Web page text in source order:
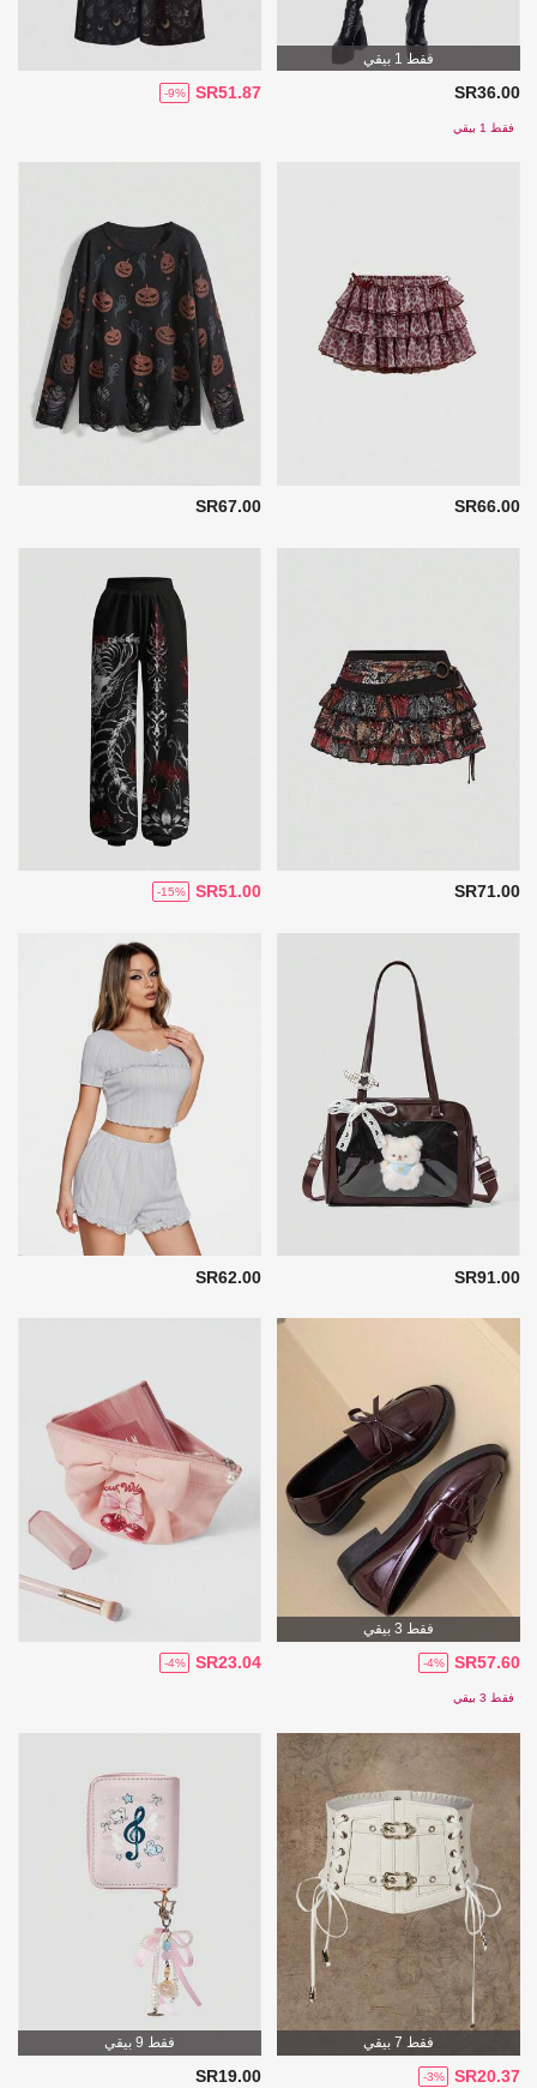
فقط 1 بيقي
SR36.00
فقط 1 بيقي
SR51.87
-9%
SR66.00
SR67.00
SR71.00
SR51.00
-15%
SR91.00
SR62.00
فقط 3 بيقي
SR57.60
-4%
فقط 3 بيقي
SR23.04
-4%
فقط 7 بيقي
SR20.37
-3%
فقط 9 بيقي
SR19.00